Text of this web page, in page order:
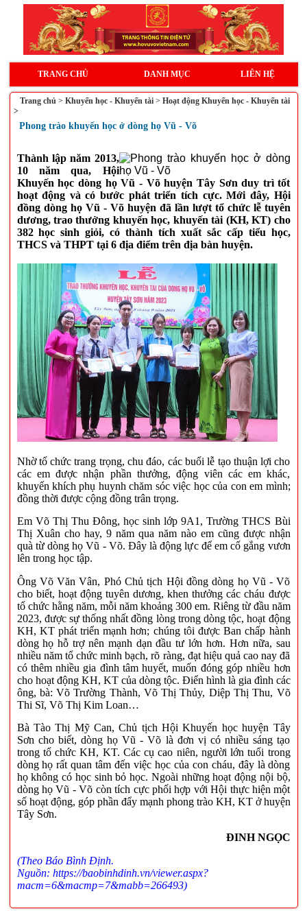
TRANG CHỦ DANH MỤC LIÊN HỆ
Trang chủ > Khuyến học - Khuyến tài> Hoạt động Khuyến học - Khuyến tài
>
Phong trào khuyến học ở dòng họ Vũ - Võ
Thành lập năm 2013,
10 năm qua, Hội
Khuyến học dòng họ Vũ - Võ huyện Tây Sơn duy trì tốt
hoạt động và có bước phát triển tích cực. Mới đây, Hội
đồng dòng họ Vũ - Võ huyện đã lần lượt tổ chức lễ tuyên
dương, trao thưởng khuyến học, khuyến tài (KH, KT) cho
382 học sinh giỏi, có thành tích xuất sắc cấp tiểu học,
THCS và THPT tại 6 địa điểm trên địa bàn huyện.
Nhờ tổ chức trang trọng, chu đáo, các buổi lễ tạo thuận lợi cho
các em được nhận phần thưởng, động viên các em khác,
khuyến khích phụ huynh chăm sóc việc học của con em mình;
đồng thời được cộng đồng trân trọng.
Em Võ Thị Thu Đông, học sinh lớp 9A1, Trường THCS Bùi
Thị Xuân cho hay, 9 năm qua năm nào em cũng được nhận
quà từ dòng họ Vũ - Võ. Đây là động lực để em cố gắng vươn
lên trong học tập.
Ông Võ Văn Vân, Phó Chủ tịch Hội đồng dòng họ Vũ - Võ
cho biết, hoạt động tuyên dương, khen thưởng các cháu được
tổ chức hằng năm, mỗi năm khoảng 300 em. Riêng từ đầu năm
2023, được sự thống nhất đồng lòng trong dòng tộc, hoạt động
KH, KT phát triển mạnh hơn; chúng tôi được Ban chấp hành
dòng họ hỗ trợ nên mạnh dạn đầu tư lớn hơn. Hơn nữa, sau
nhiều năm tổ chức minh bạch, rõ ràng, đạt hiệu quả cao nay đã
có thêm nhiều gia đình tâm huyết, muốn đóng góp nhiều hơn
cho hoạt động KH, KT của dòng tộc. Điển hình là gia đình các
ông, bà: Võ Trường Thành, Võ Thị Thủy, Diệp Thị Thu, Võ
Thi Sĩ, Võ Thị Kim Loan…
Bà Tào Thị Mỹ Can, Chủ tịch Hội Khuyến học huyện Tây
Sơn cho biết, dòng họ Vũ - Võ là đơn vị có nhiều sáng tạo
trong tổ chức KH, KT. Các cụ cao niên, người lớn tuổi trong
dòng họ rất quan tâm đến việc học của con cháu, đây là dòng
họ không có học sinh bỏ học. Ngoài những hoạt động nội bộ,
dòng họ Vũ - Võ còn tích cực phối hợp với Hội thực hiện một
số hoạt động, góp phần đẩy mạnh phong trào KH, KT ở huyện
Tây Sơn.
ĐINH NGỌC
(Theo Báo Bình Định.
Nguồn: https://baobinhdinh.vn/viewer.aspx?
macm=6&macmp=7&mabb=266493)